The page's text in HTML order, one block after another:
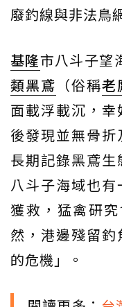
廢釣線與非法鳥
基隆市八斗子望
類黑鳶 （俗稱老
面載浮載沉，
後發現並無骨折
長期記錄黑鳶
八斗子海域也
獲救，猛禽研
然，港邊殘留
的危機」。